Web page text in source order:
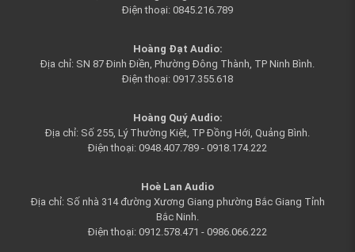
Điện thoại: 0845.216.789
Hoàng Đạt Audio:
Địa chỉ: SN 87 Đinh Điền, Phường Đông Thành, TP Ninh Bình.
Điện thoại: 0917.355.618
Hoàng Quý Audio:
Địa chỉ: Số 255, Lý Thường Kiệt, TP Đồng Hới, Quảng Bình.
Điện thoại: 0948.407.789 - 0918.174.222
Hoè Lan Audio
Địa chỉ: Số nhà 314 đường Xương Giang phường Bắc Giang Tỉnh
Bắc Ninh.
Điện thoại: 0912.578.471 - 0986.066.222